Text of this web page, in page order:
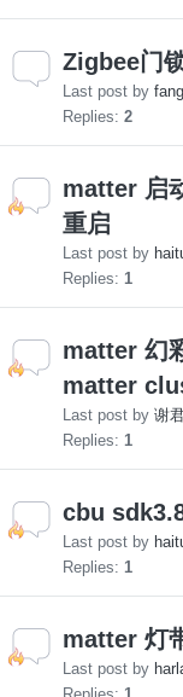
Zigbee门
Last post by
Replies: 2
matter 启
重启
Last post by
Replies: 1
matter 幻
matter
Last post by 谢
Replies: 1
cbu
Last post by
Replies: 1
matter 灯
Last post by